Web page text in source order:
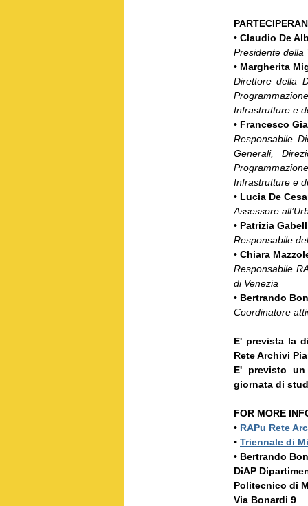
• Claudio De
Presidente della
• Margherita
Direttore della
Infrastrutture e
• Francesco
Responsabile
Generali,
Infrastrutture e
• Lucia De
Assessore
• Patrizia
Responsabile
• Chiara
Responsabile
di Venezia
• Bertrando
Coordinatore
E' prevista la
Rete Archivi
E' previsto
giornata di
FOR MORE
• RAPu Rete
• Triennale di
• Bertrando
DiAP
Politecnico di
Via Bonardi 9